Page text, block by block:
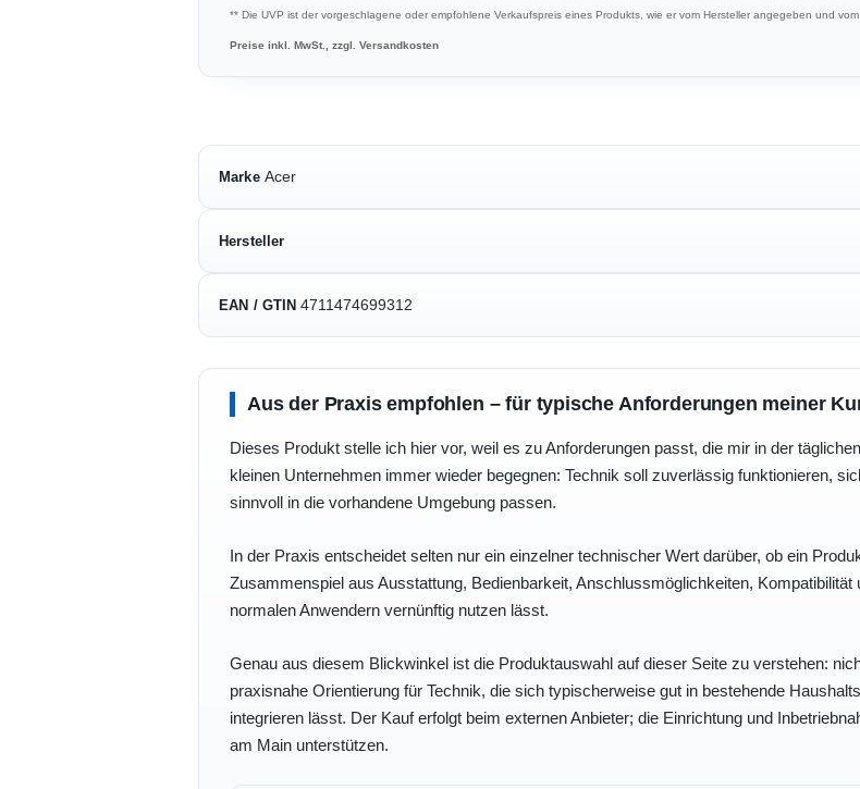
** Die UVP ist der vorgeschlagene oder empfohlene Verkaufspreis eines Produkts, wie er vom Hersteller angegeben und
Preise inkl. MwSt., zzgl. Versandkosten
Marke Acer
Hersteller
EAN / GTIN 4711474699312
Aus der Praxis empfohlen – für typische Anforderungen meiner
Dieses Produkt stelle ich hier vor, weil es zu Anforderungen passt, die mir in der
kleinen Unternehmen immer wieder begegnen: Technik soll zuverlässig funktionieren,
sinnvoll in die vorhandene Umgebung passen.
In der Praxis entscheidet selten nur ein einzelner technischer Wert darüber, ob ein
Zusammenspiel aus Ausstattung, Bedienbarkeit, Anschlussmöglichkeiten,
normalen Anwendern vernünftig nutzen lässt.
Genau aus diesem Blickwinkel ist die Produktauswahl auf dieser Seite zu verstehen:
praxisnahe Orientierung für Technik, die sich typischerweise gut in bestehende
integrieren lässt. Der Kauf erfolgt beim externen Anbieter; die Einrichtung und
am Main unterstützen.